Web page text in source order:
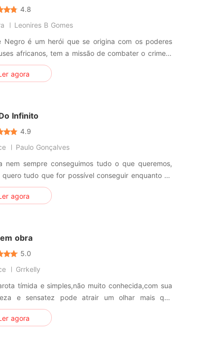
4.8
Leonires B Gomes
Negro é um herói que se origina com os poderes
africanos, tem a missão de combater o crime e
rival é Espírito Negro. Duende Negro tem como
a guerreira Xuan e Curiango. Xuan tem
agora
Infinito
4.9
Paulo Gonçalves
nem sempre conseguimos tudo o que queremos,
quero tudo que for possível conseguir enquanto eu
agora
obra
5.0
Grrkelly
tímida e simples,não muito conhecida,com sua
e sensatez pode atrair um olhar mais que
agora